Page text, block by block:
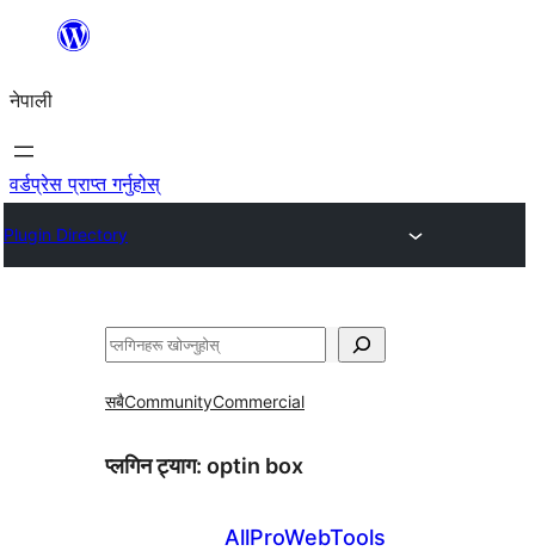
सामग्रीमा
नेपाली
वर्डप्रेस प्राप्त गर्नुहोस्
Plugin Directory
खोज्नुहोस्
सबैCommunityCommercial
प्लगिन ट्याग: optin box
AllProWebTools